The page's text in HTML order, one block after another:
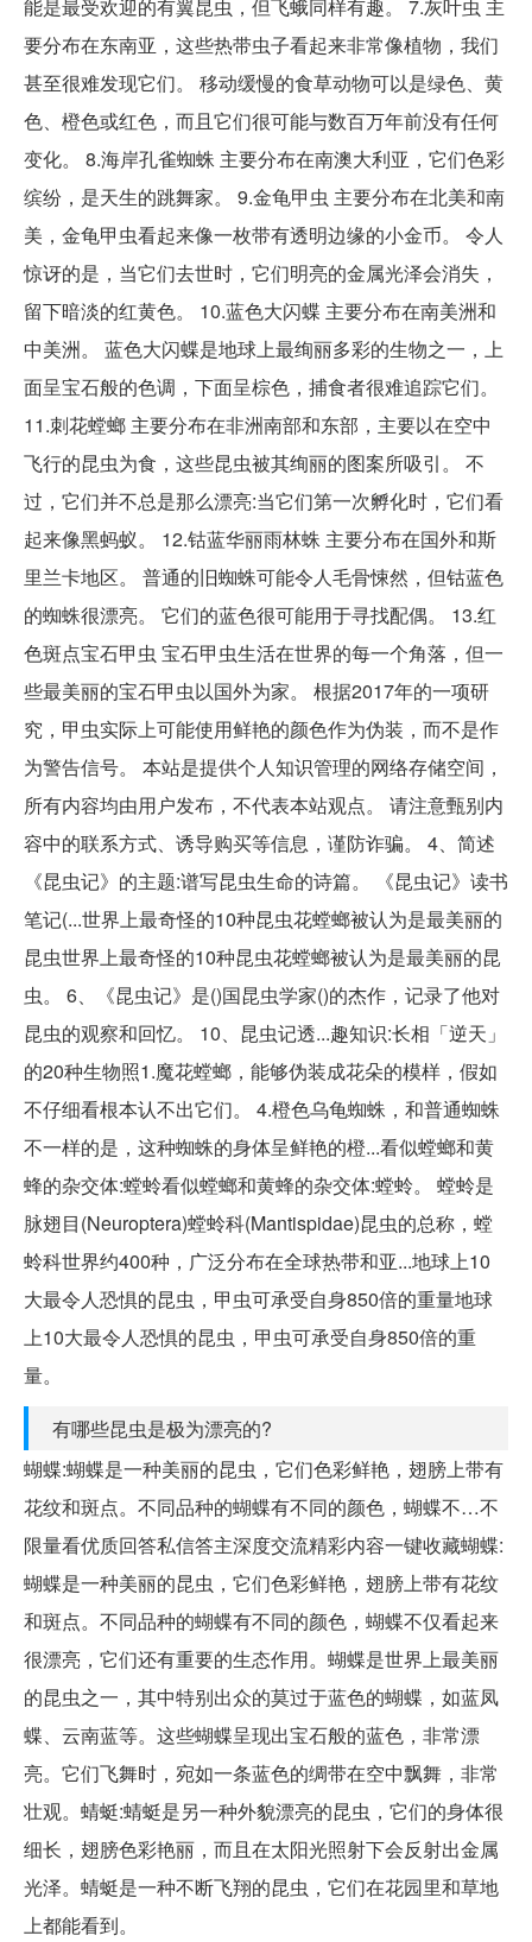
能是最受欢迎的有翼昆虫，但飞蛾同样有趣。 7.灰叶虫 主
要分布在东南亚，这些热带虫子看起来非常像植物，我们
甚至很难发现它们。 移动缓慢的食草动物可以是绿色、黄
色、橙色或红色，而且它们很可能与数百万年前没有任何
变化。 8.海岸孔雀蜘蛛 主要分布在南澳大利亚，它们色彩
缤纷，是天生的跳舞家。 9.金龟甲虫 主要分布在北美和南
美，金龟甲虫看起来像一枚带有透明边缘的小金币。 令人
惊讶的是，当它们去世时，它们明亮的金属光泽会消失，
留下暗淡的红黄色。 10.蓝色大闪蝶 主要分布在南美洲和
中美洲。 蓝色大闪蝶是地球上最绚丽多彩的生物之一，上
面呈宝石般的色调，下面呈棕色，捕食者很难追踪它们。
11.刺花螳螂 主要分布在非洲南部和东部，主要以在空中
飞行的昆虫为食，这些昆虫被其绚丽的图案所吸引。 不
过，它们并不总是那么漂亮:当它们第一次孵化时，它们看
起来像黑蚂蚁。 12.钴蓝华丽雨林蛛 主要分布在国外和斯
里兰卡地区。 普通的旧蜘蛛可能令人毛骨悚然，但钴蓝色
的蜘蛛很漂亮。 它们的蓝色很可能用于寻找配偶。 13.红
色斑点宝石甲虫 宝石甲虫生活在世界的每一个角落，但一
些最美丽的宝石甲虫以国外为家。 根据2017年的一项研
究，甲虫实际上可能使用鲜艳的颜色作为伪装，而不是作
为警告信号。 本站是提供个人知识管理的网络存储空间，
所有内容均由用户发布，不代表本站观点。 请注意甄别内
容中的联系方式、诱导购买等信息，谨防诈骗。 4、简述
《昆虫记》的主题:谱写昆虫生命的诗篇。 《昆虫记》读书
笔记(...世界上最奇怪的10种昆虫花螳螂被认为是最美丽的
昆虫世界上最奇怪的10种昆虫花螳螂被认为是最美丽的昆
虫。 6、《昆虫记》是()国昆虫学家()的杰作，记录了他对
昆虫的观察和回忆。 10、昆虫记透...趣知识:长相「逆天」
的20种生物照1.魔花螳螂，能够伪装成花朵的模样，假如
不仔细看根本认不出它们。 4.橙色乌龟蜘蛛，和普通蜘蛛
不一样的是，这种蜘蛛的身体呈鲜艳的橙...看似螳螂和黄
蜂的杂交体:螳蛉看似螳螂和黄蜂的杂交体:螳蛉。 螳蛉是
脉翅目(Neuroptera)螳蛉科(Mantispidae)昆虫的总称，螳
蛉科世界约400种，广泛分布在全球热带和亚...地球上10
大最令人恐惧的昆虫，甲虫可承受自身850倍的重量地球
上10大最令人恐惧的昆虫，甲虫可承受自身850倍的重
量。
有哪些昆虫是极为漂亮的?
蝴蝶:蝴蝶是一种美丽的昆虫，它们色彩鲜艳，翅膀上带有
花纹和斑点。不同品种的蝴蝶有不同的颜色，蝴蝶不…不
限量看优质回答私信答主深度交流精彩内容一键收藏蝴蝶:
蝴蝶是一种美丽的昆虫，它们色彩鲜艳，翅膀上带有花纹
和斑点。不同品种的蝴蝶有不同的颜色，蝴蝶不仅看起来
很漂亮，它们还有重要的生态作用。蝴蝶是世界上最美丽
的昆虫之一，其中特别出众的莫过于蓝色的蝴蝶，如蓝凤
蝶、云南蓝等。这些蝴蝶呈现出宝石般的蓝色，非常漂
亮。它们飞舞时，宛如一条蓝色的绸带在空中飘舞，非常
壮观。蜻蜓:蜻蜓是另一种外貌漂亮的昆虫，它们的身体很
细长，翅膀色彩艳丽，而且在太阳光照射下会反射出金属
光泽。蜻蜓是一种不断飞翔的昆虫，它们在花园里和草地
上都能看到。